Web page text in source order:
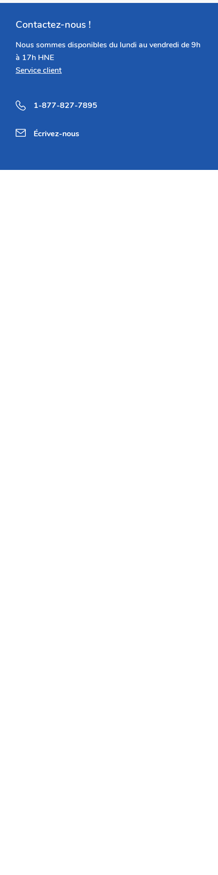
Contactez-nous !
Nous sommes disponibles du lundi au vendredi de 9h
à 17h HNE
Service client
1-877-827-7895
Écrivez-nous